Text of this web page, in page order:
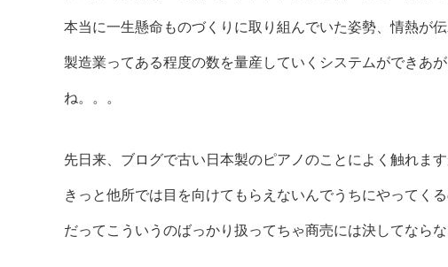
本当に一生懸命ものづくりに取り組んでいた姿勢、情熱が伝
製造業ってある程度の数を量産していくシステムができあ
ね。。。
先日来、ブログで古い日本製のピアノのことによく触れま
きっと他所では目を向けてもらえないんでうちにやってく
だってこういうのばっかり扱ってちゃ商売には決してならな